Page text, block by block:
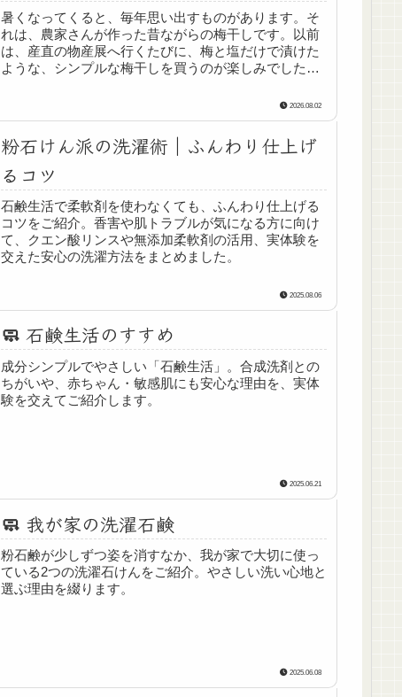
暑くなってくると、毎年思い出すものがあります。そ
れは、農家さんが作った昔ながらの梅干しです。以前
は、産直の物産展へ行くたびに、梅と塩だけで漬けた
ような、シンプルな梅干しを買うのが楽しみでした。
2026.08.02
粉石けん派の洗濯術｜ふんわり仕上げ
るコツ
石鹸生活で柔軟剤を使わなくても、ふんわり仕上げる
コツをご紹介。香害や肌トラブルが気になる方に向け
て、クエン酸リンスや無添加柔軟剤の活用、実体験を
交えた安心の洗濯方法をまとめました。
2025.08.06
🧼 石鹸生活のすすめ
成分シンプルでやさしい「石鹸生活」。合成洗剤との
ちがいや、赤ちゃん・敏感肌にも安心な理由を、実体
験を交えてご紹介します。
2025.06.21
🧼 我が家の洗濯石鹸
粉石鹸が少しずつ姿を消すなか、我が家で大切に使っ
ている2つの洗濯石けんをご紹介。やさしい洗い心地と
選ぶ理由を綴ります。
2025.06.08